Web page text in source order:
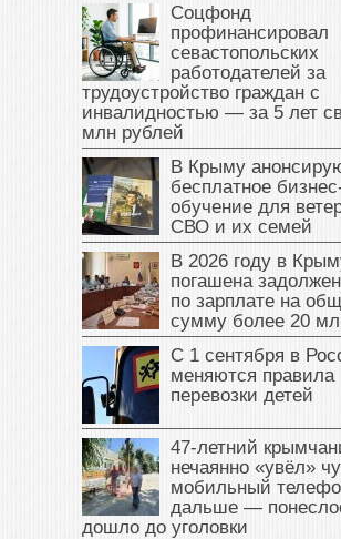
Соцфонд
профинансировал
севастопольских
работодателей за
трудоустройство граждан с
инвалидностью — за 5 лет
млн рублей
В Крыму
бесплатное
обучение для
СВО и их семей
В 2026 году в
погашена
по зарплате на
сумму более 20
С 1 сентября в
меняются правила
перевозки детей
47‑летний
нечаянно «увёл»
мобильный
дальше —
дошло до уголовки